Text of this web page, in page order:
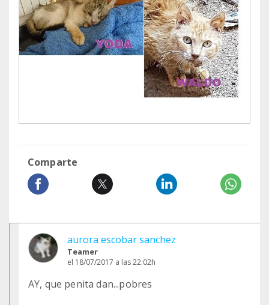
Comparte
aurora escobar sanchez
Teamer
el 18/07/2017 a las 22:02h
AY, que penita dan...pobres